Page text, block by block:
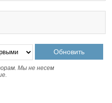
Мы не несем